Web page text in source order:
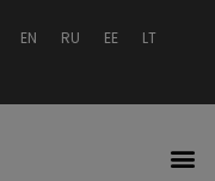
EN RU EE
LT